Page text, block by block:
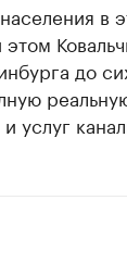
в
до
услуг